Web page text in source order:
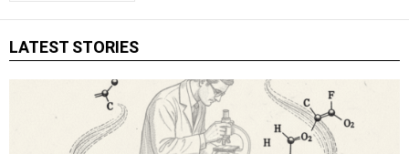
LATEST STORIES